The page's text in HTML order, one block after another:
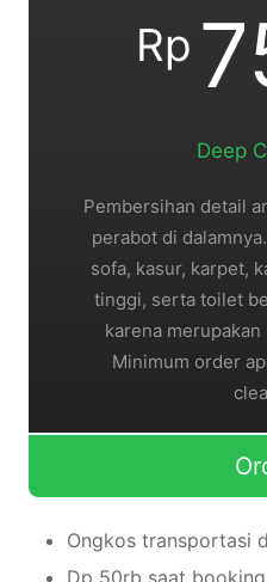
Rp
Deep
Pembersihan detail
perabot di
sofa, kasur, karpet,
tinggi, serta toilet
karena
Minimum order
Ongkos transportasi